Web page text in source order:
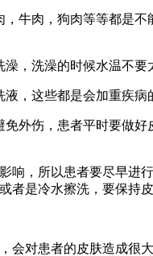
牛肉，狗肉等等都是
，洗澡的时候水温不
，这些都是会加重疾
外伤，患者平时要做
，所以患者要尽早
是冷水擦洗，要保持
对患者的皮肤造成